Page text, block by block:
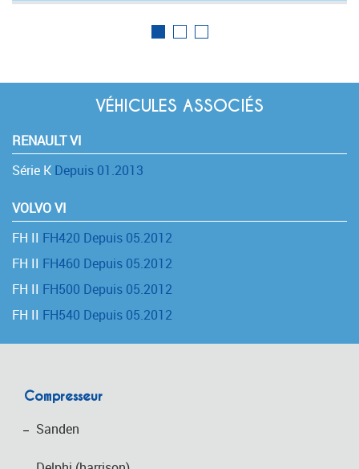
VÉHICULES ASSOCIÉS
RENAULT VI
Série K Depuis 01.2013
VOLVO VI
FH II FH420 Depuis 05.2012
FH II FH460 Depuis 05.2012
FH II FH500 Depuis 05.2012
FH II FH540 Depuis 05.2012
Compresseur
Sanden